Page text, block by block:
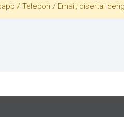
/ Telepon / Email, disertai